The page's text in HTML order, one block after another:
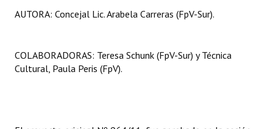
AUTORA: Concejal Lic. Arabela Carreras (FpV-Sur).
COLABORADORAS: Teresa Schunk (FpV-Sur) y Técnica
Cultural, Paula Peris (FpV).